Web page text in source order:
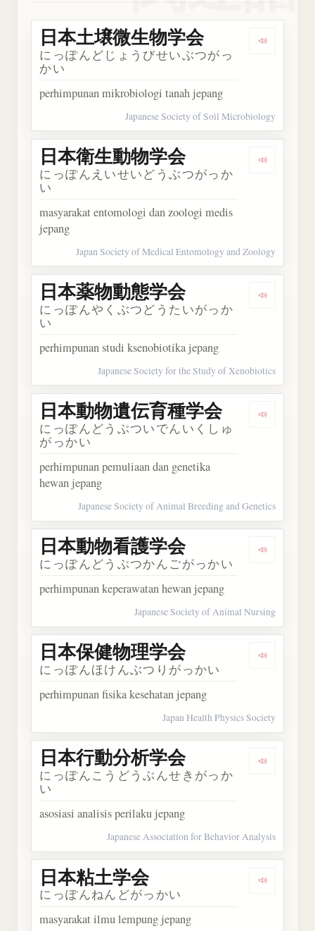
日本土壌微生物学会
にっぽんどじょうびせいぶつがっ
かい
perhimpunan mikrobiologi tanah jepang
Japanese Society of Soil Microbiology
日本衛生動物学会
にっぽんえいせいどうぶつがっか
い
masyarakat entomologi dan zoologi medis
jepang
Japan Society of Medical Entomology and Zoology
日本薬物動態学会
にっぽんやくぶつどうたいがっか
い
perhimpunan studi ksenobiotika jepang
Japanese Society for the Study of Xenobiotics
日本動物遺伝育種学会
にっぽんどうぶついでんいくしゅ
がっかい
perhimpunan pemuliaan dan genetika
hewan jepang
Japanese Society of Animal Breeding and Genetics
日本動物看護学会
にっぽんどうぶつかんごがっかい
perhimpunan keperawatan hewan jepang
Japanese Society of Animal Nursing
日本保健物理学会
にっぽんほけんぶつりがっかい
perhimpunan fisika kesehatan jepang
Japan Health Physics Society
日本行動分析学会
にっぽんこうどうぶんせきがっか
い
asosiasi analisis perilaku jepang
Japanese Association for Behavior Analysis
日本粘土学会
にっぽんねんどがっかい
masyarakat ilmu lempung jepang